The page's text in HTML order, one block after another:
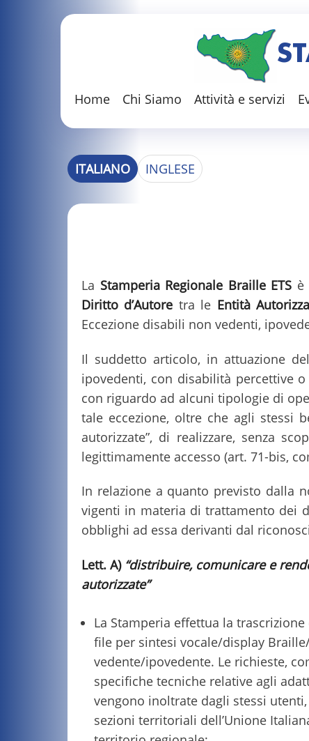
Home Chi Siamo Attività e servizi
ITALIANO INGLESE
La Stamperia Regionale Braille ETS è
Diritto d’Autore tra le Entità
Eccezione disabili non vedenti,
Il suddetto articolo, in attuazione
ipovedenti, con disabilità percettive
con riguardo ad alcuni tipologie di
tale eccezione, oltre che agli stessi
autorizzate”, di realizzare, senza
legittimamente accesso (art. 71-bis,
In relazione a quanto previsto dalla
vigenti in materia di trattamento dei
obblighi ad essa derivanti dal
Lett. A)“distribuire, comunicare e
autorizzate”
La Stamperia effettua la
file per sintesi vocale/display
vedente/ipovedente. Le richieste,
specifiche tecniche relative agli
vengono inoltrate dagli stessi
sezioni territoriali dell’Unione